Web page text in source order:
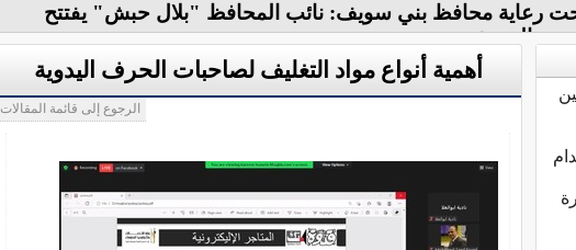
رعاية محافظ بني سويف: نائب المحافظ "بلال حبش" يفتتح
التعريفية بمبادرة "_
أهمية أنواع مواد التغليف لصاحبات الحرف اليدوية
الرجوع إلى قائمة المقالات